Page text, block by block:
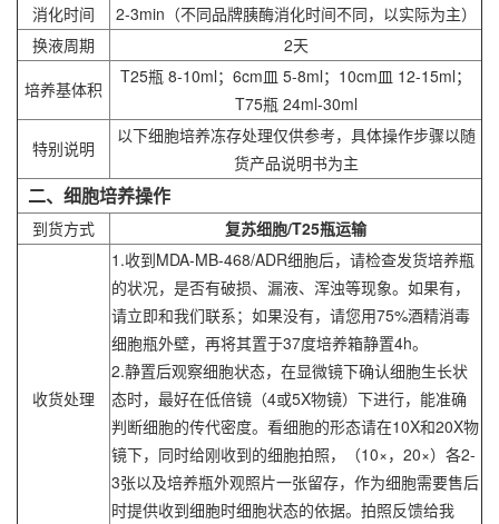
消化时间
2-3min（不同品牌胰酶消化时间不同，以实际为主）
换液周期
2天
培养基体积
T25瓶 8-10ml；6cm皿 5-8ml；10cm皿 12-15ml；
T75瓶 24ml-30ml
特别说明
以下细胞培养冻存处理仅供参考，具体操作步骤以随
货产品说明书为主
二、细胞培养操作
到货方式 复苏细胞/T25瓶运输
收货处理
1.收到MDA-MB-468/ADR细胞后，请检查发货培养瓶
的状况，是否有破损、漏液、浑浊等现象。如果有，
请立即和我们联系；如果没有，请您用75%酒精消毒
细胞瓶外壁，再将其置于37度培养箱静置4h。
2.静置后观察细胞状态，在显微镜下确认细胞生长状
态时，最好在低倍镜（4或5X物镜）下进行，能准确
判断细胞的传代密度。看细胞的形态请在10X和20X物
镜下，同时给刚收到的细胞拍照，（10×，20×）各2-
3张以及培养瓶外观照片一张留存，作为细胞需要售后
时提供收到细胞时细胞状态的依据。拍照反馈给我